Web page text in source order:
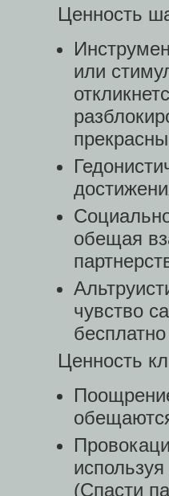
Ценность
или
обещая
чувство
Ценность
(Cпасти